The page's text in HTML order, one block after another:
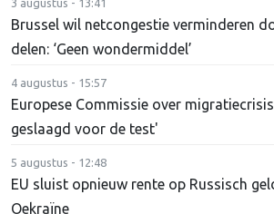
Brussel wil netcongestie verminderen
delen: ‘Geen wondermiddel’
4 augustus - 15:57
Europese Commissie over
geslaagd voor de test'
5 augustus - 12:48
EU sluist opnieuw rente op Russisch
Oekraïne